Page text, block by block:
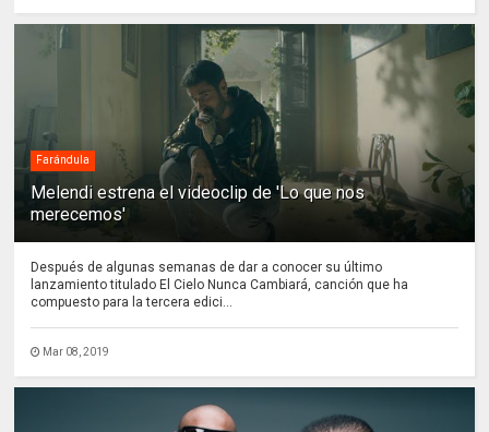
Farándula
Melendi estrena el videoclip de 'Lo que nos
merecemos'
Después de algunas semanas de dar a conocer su último
lanzamiento titulado El Cielo Nunca Cambiará, canción que ha
compuesto para la tercera edici...
Mar 08, 2019